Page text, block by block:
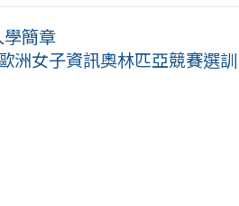
簡章
洲女子資訊奧林匹亞競賽選